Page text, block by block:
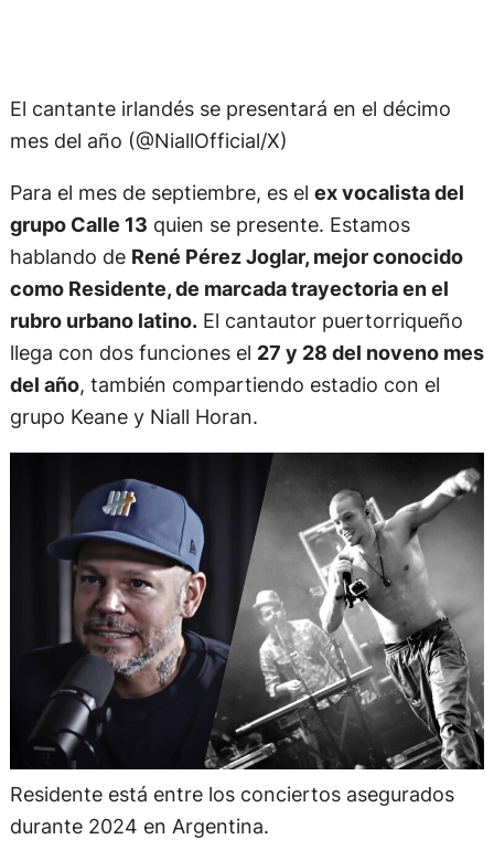
El cantante irlandés se presentará en el décimo
mes del año (@NiallOfficial/X)
Para el mes de septiembre, es el ex vocalista del
grupo Calle 13 quien se presente. Estamos
hablando de René Pérez Joglar, mejor conocido
como Residente, de marcada trayectoria en el
rubro urbano latino.El cantautor puertorriqueño
llega con dos funciones el 27 y 28 del noveno mes
del año, también compartiendo estadio con el
grupo Keane y Niall Horan.
Residente está entre los conciertos asegurados
durante 2024 en Argentina.